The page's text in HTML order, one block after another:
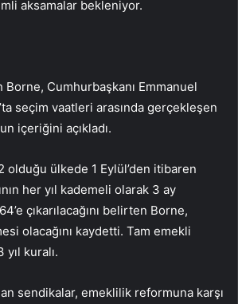
aksamalar bekleniyor.
Borne, Cumhurbaşkanı Emmanuel
seçim vaatleri arasında gerçekleşen
içeriğini açıkladı.
olduğu ülkede 1 Eylül’den itibaren
her yıl kademeli olarak 3 ay
çıkarılacağını belirten Borne,
olacağını kaydetti. Tam emekli
yıl kuralı.
sendikalar, emeklilik reformuna karşı